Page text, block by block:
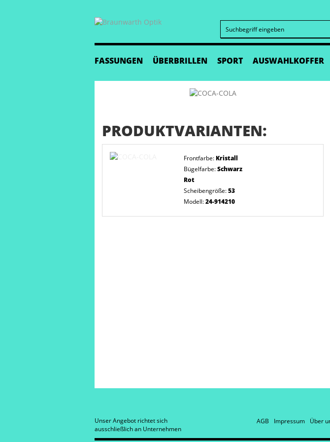
FASSUNGEN ÜBERBRILLEN SPORT AUSWAHLKOFFER
PRODUKTVARIANTEN:
Frontfarbe: Kristall
Bügelfarbe:Schwarz
Rot
Scheibengröße:53
Modell:24-914210
Unser Angebot richtet sich
ausschließlich an Unternehmen
Über
Impressum
AGB